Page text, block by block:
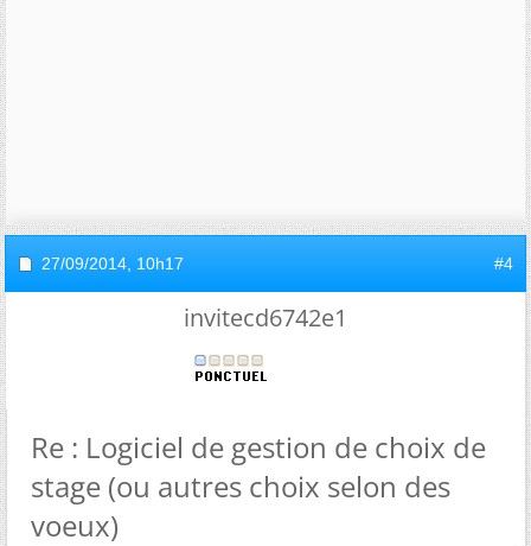
27/09/2014, 10h17 #4
invitecd6742e1
Re : Logiciel de gestion de choix de
stage (ou autres choix selon des
voeux)